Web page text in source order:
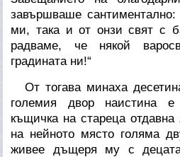
завършваше
ми, така и от онзи свят с
радваме, че някой
градината ни!“
От тогава минаха
големия двор наистина
къщичка на стареца
на нейното място голяма
живее дъщеря му с